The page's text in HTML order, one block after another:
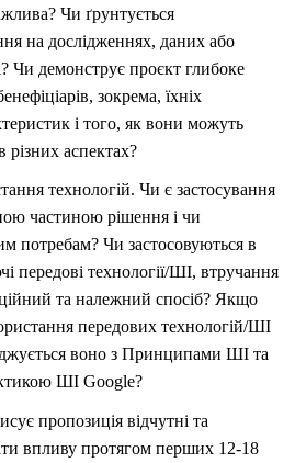
Чи ґрунтується
на дослідженнях, даних або
Чи демонструє проєкт глибоке
зокрема, їхніх
і того, як вони можуть
різних аспектах?
технологій. Чи є застосування
частиною рішення і чи
потребам? Чи застосовуються в
передові технології/ШІ, втручання
та належний спосіб? Якщо
передових технологій/ШІ
воно з Принципами ШІ та
ШІ Google?
пропозиція відчутні та
впливу протягом перших 12-18